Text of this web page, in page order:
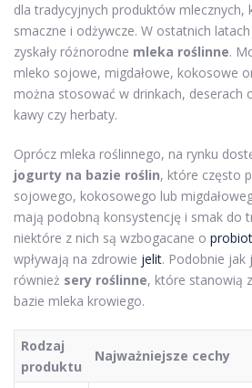
dla tradycyjnych produktów mlecznych,
smaczne i odżywcze. W ostatnich
zyskały różnorodne mleka roślinne.
mleko sojowe, migdałowe, kokosowe
można stosować w drinkach, deserach
kawy czy herbaty.
Oprócz mleka roślinnego, na rynku
jogurty na bazie roślin, które często
sojowego, kokosowego lub
mają podobną konsystencję i smak do
niektóre z nich są wzbogacane o
wpływają na zdrowie jelit. Podobnie jak
również sery roślinne, które stanowią
bazie mleka krowiego.
Rodzaj
produktu
Najważniejsze cechy